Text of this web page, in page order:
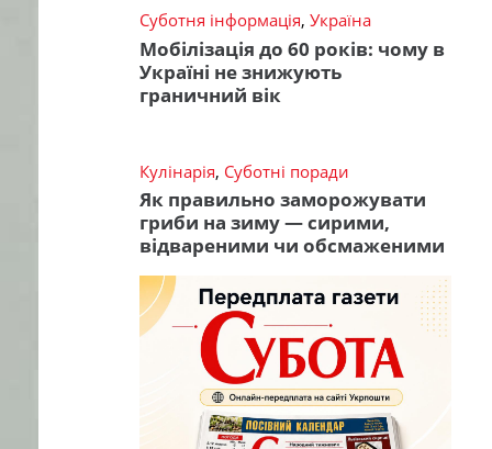
Суботня інформація, Україна
Мобілізація до 60 років: чому в
Україні не знижують
граничний вік
Кулінарія, Суботні поради
Як правильно заморожувати
гриби на зиму — сирими,
відвареними чи обсмаженими